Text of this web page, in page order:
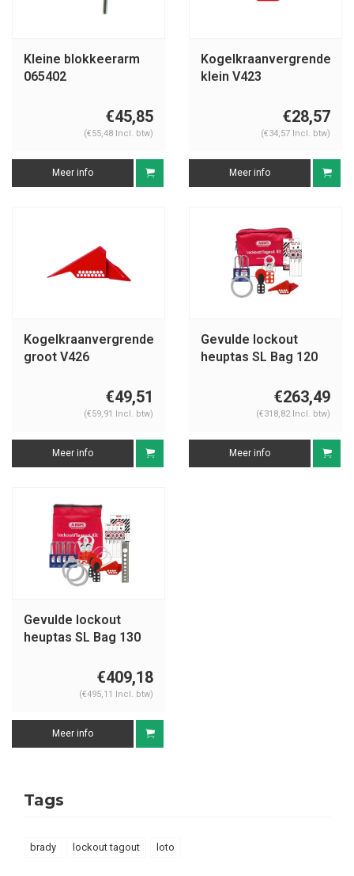
Kleine blokkeerarm
065402
€45,85
(€55,48 Incl. btw)
Meer info
Kogelkraanvergrendeling
klein V423
€28,57
(€34,57 Incl. btw)
Meer info
Kogelkraanvergrendeling
groot V426
€49,51
(€59,91 Incl. btw)
Meer info
Gevulde lockout
heuptas SL Bag 120
€263,49
(€318,82 Incl. btw)
Meer info
Gevulde lockout
heuptas SL Bag 130
€409,18
(€495,11 Incl. btw)
Meer info
Tags
brady lockout tagout loto